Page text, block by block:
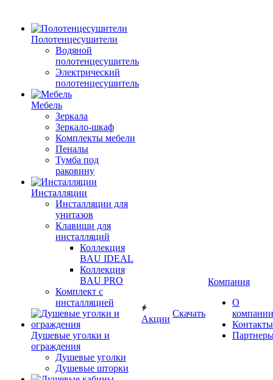
Полотенцесушители
Водяной
полотенцесушитель
Электрический
полотенцесушитель
Мебель
Зеркала
Зеркало-шкаф
Комплекты мебели
Пеналы
Тумба под
раковину
Инсталляции
Инсталляции для
унитазов
Клавиши для
инсталляций
Коллекция
BAU IDEAL
Коллекция
BAU PRO
Комплект с
инсталляцией
Душевые уголки и
ограждения
Душевые уголки
Душевые шторки
Акции
Скачать
Компания
О
компании
Контакты